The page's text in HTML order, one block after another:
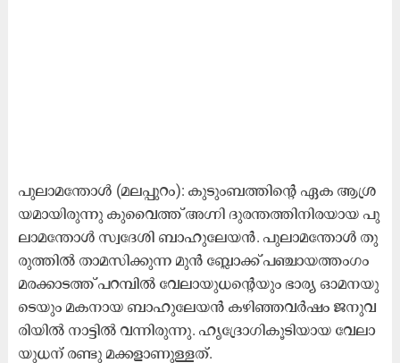
പു​ലാ​മ​ന്തോ​ൾ (മ​ല​പ്പു​റം): കു​ടും​ബ​ത്തി​​ന്റെ ഏ​ക ആ​ശ്ര​
യ​മാ​യി​രു​ന്നു കു​വൈ​ത്ത് അ​ഗ്നി ദു​ര​ന്ത​ത്തി​നി​ര​യാ​യ പു​
ലാ​മ​ന്തോ​ൾ സ്വ​ദേ​ശി ബാ​ഹു​ലേ​യ​ൻ. പു​ലാ​മ​ന്തോ​ൾ തു​
രു​ത്തി​ൽ താ​മ​സി​ക്കു​ന്ന മു​ൻ ബ്ലോ​ക്ക് പ​ഞ്ചാ​യ​ത്തം​ഗം
മ​ര​ക്കാ​ട​ത്ത് പ​റ​മ്പി​ൽ വേ​ലാ​യു​ധ​ന്റെ​യും ഭാ​ര്യ ഓ​മ​ന​യു​
ടെ​യും മ​ക​നാ​യ ബാ​ഹു​ലേ​യ​ൻ ക​ഴി​ഞ്ഞ​വ​ർ​ഷം ജ​നു​വ​
രി​യി​ൽ നാ​ട്ടി​ൽ വ​ന്നി​രു​ന്നു. ഹൃ​​ദ്രോ​ഗി​കൂ​ടി​യാ​യ വേ​ലാ​
യു​ധ​ന് ര​ണ്ടു മ​ക്ക​ളാ​ണു​ള്ള​ത്.